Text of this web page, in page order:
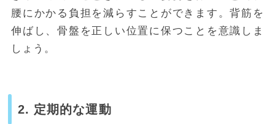
腰にかかる負担を減らすことができます。背筋を
伸ばし、骨盤を正しい位置に保つことを意識しま
しょう。
2. 定期的な運動